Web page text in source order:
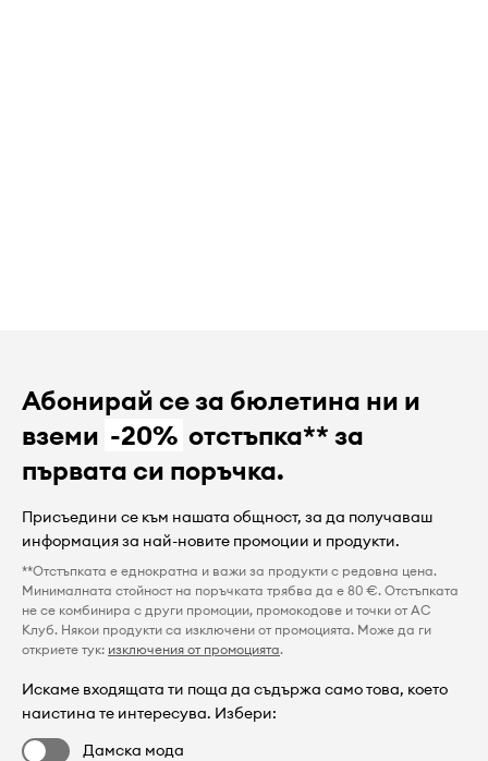
Абонирай се за бюлетина ни и
вземи -20% отстъпка** за
първата си поръчка.
Присъедини се към нашата общност, за да получаваш
информация за най-новите промоции и продукти.
**Отстъпката е еднократна и важи за продукти с редовна цена.
Минималната стойност на поръчката трябва да е 80 €. Отстъпката
не се комбинира с други промоции, промокодове и точки от AC
Клуб. Някои продукти са изключени от промоцията. Може да ги
откриете тук: изключения от промоцията.
Искаме входящата ти поща да съдържа само това, което
наистина те интересува. Избери:
Дамска мода